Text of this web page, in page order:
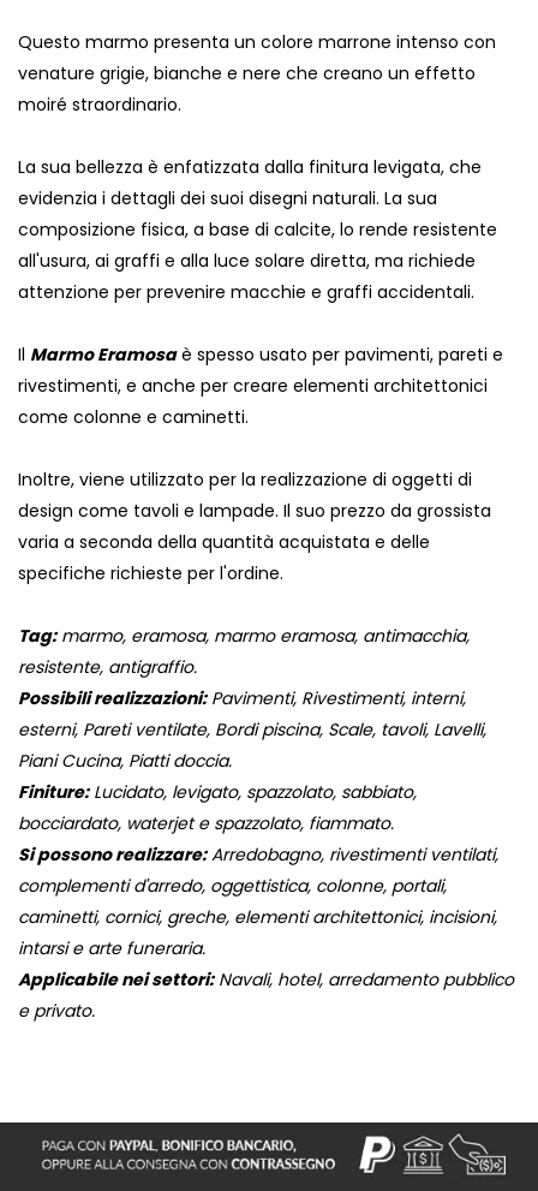
Questo marmo presenta un colore marrone intenso con
venature grigie, bianche e nere che creano un effetto
moiré straordinario.
La sua bellezza è enfatizzata dalla finitura levigata, che
evidenzia i dettagli dei suoi disegni naturali. La sua
composizione fisica, a base di calcite, lo rende resistente
all'usura, ai graffi e alla luce solare diretta, ma richiede
attenzione per prevenire macchie e graffi accidentali.
Il Marmo Eramosaè spesso usato per pavimenti, pareti e
rivestimenti, e anche per creare elementi architettonici
come colonne e caminetti.
Inoltre, viene utilizzato per la realizzazione di oggetti di
design come tavoli e lampade. Il suo prezzo da grossista
varia a seconda della quantità acquistata e delle
specifiche richieste per l'ordine.
Tag:marmo, eramosa, marmo eramosa, antimacchia,
resistente, antigraffio.
Possibili realizzazioni:Pavimenti, Rivestimenti, interni,
esterni, Pareti ventilate, Bordi piscina, Scale, tavoli, Lavelli,
Piani Cucina, Piatti doccia.
Finiture:Lucidato, levigato, spazzolato, sabbiato,
bocciardato, waterjet e spazzolato, fiammato.
Si possono realizzare:Arredobagno, rivestimenti ventilati,
complementi d'arredo, oggettistica, colonne, portali,
caminetti, cornici, greche, elementi architettonici, incisioni,
intarsi e arte funeraria.
Applicabile nei settori:Navali, hotel, arredamento pubblico
e privato.